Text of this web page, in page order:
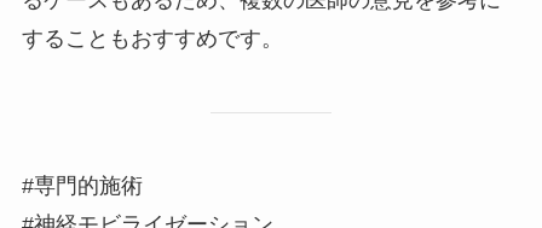
することもおすすめです。
#専門的施術